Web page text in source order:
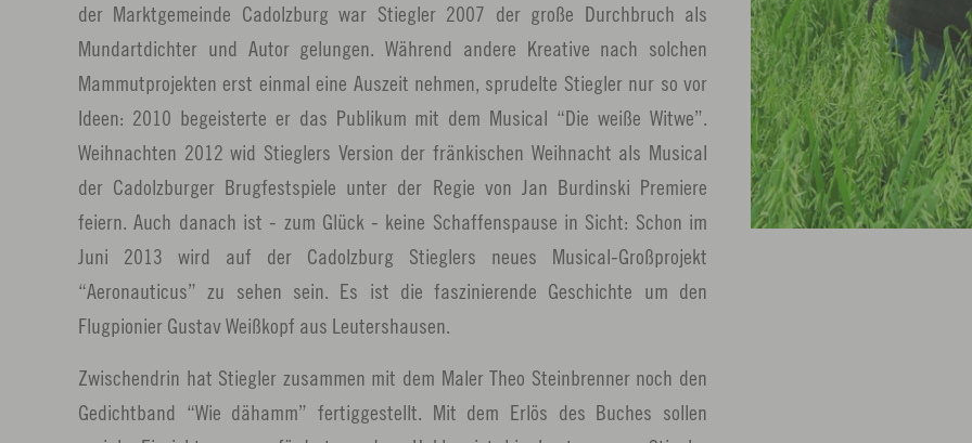
der Marktgemeinde Cadolzburg war Stiegler 2007 der große Durchbruch als
Mundartdichter und Autor gelungen. Während andere Kreative nach solchen
Mammutprojekten erst einmal eine Auszeit nehmen, sprudelte Stiegler nur so vor
Ideen: 2010 begeisterte er das Publikum mit dem Musical “Die weiße Witwe”.
Weihnachten 2012 wid Stieglers Version der fränkischen Weihnacht als Musical
der Cadolzburger Brugfestspiele unter der Regie von Jan Burdinski Premiere
feiern. Auch danach ist - zum Glück - keine Schaffenspause in Sicht: Schon im
Juni 2013 wird auf der Cadolzburg Stieglers neues Musical-Großprojekt
“Aeronauticus” zu sehen sein. Es ist die faszinierende Geschichte um den
Flugpionier Gustav Weißkopf aus Leutershausen.
Zwischendrin hat Stiegler zusammen mit dem Maler Theo Steinbrenner noch den
Gedichtband “Wie dähamm” fertiggestellt. Mit dem Erlös des Buches sollen